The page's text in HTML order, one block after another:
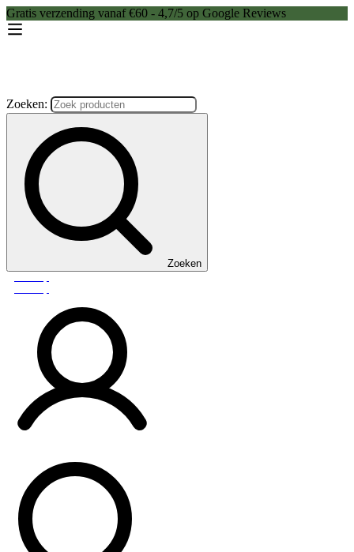
Gratis verzending vanaf €60 - 4,7/5 op Google Reviews
Zoeken:
Zoeken